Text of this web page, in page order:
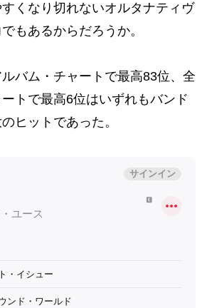
くなり切れないオルタナティヴ
もあるからだろうか。
バム・チャートで最高83位、全
トで最高6位はいずれもバンド
ヒットであった。